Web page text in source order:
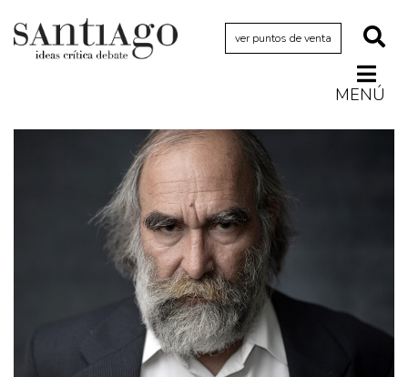
ver puntos de venta
MENÚ
Archivo Cenfoto-UDP
Arquetipos de situación
Artes visuales